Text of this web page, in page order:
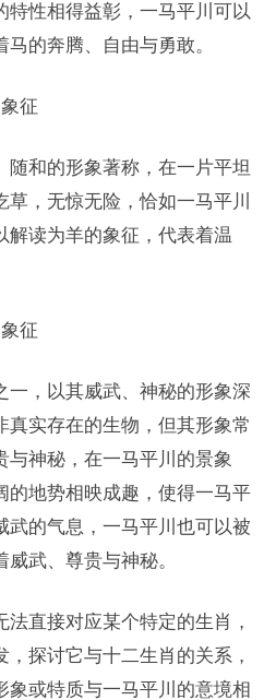
特性相得益彰，一马平川可以
的奔腾、自由与勇敢。
征
随和的形象著称，在一片平坦
，无惊无险，恰如一马平川
解读为羊的象征，代表着温
征
一，以其威武、神秘的形象深
真实存在的生物，但其形象常
与神秘，在一马平川的景象
的地势相映成趣，使得一马平
武的气息，一马平川也可以被
武、尊贵与神秘。
直接对应某个特定的生肖，
探讨它与十二生肖的关系，
象或特质与一马平川的意境相